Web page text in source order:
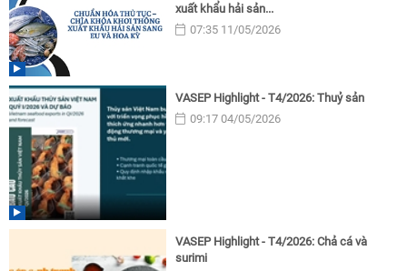
xuất khẩu hải sản...
07:35 11/05/2026
VASEP Highlight - T4/2026: Thuỷ sản
09:17 04/05/2026
VASEP Highlight - T4/2026: Chả cá và
surimi